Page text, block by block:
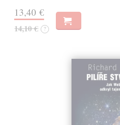
13,40 €
14,10 € ?